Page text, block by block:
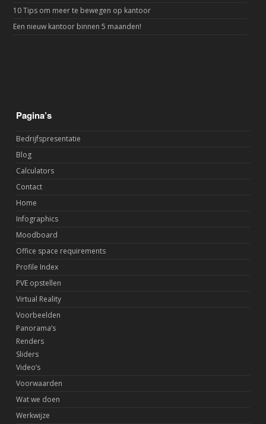
10 Tips om meer te bewegen op kantoor
Een nieuw kantoor binnen 5 maanden!
Pagina’s
Bedrijfspresentatie
Blog
Calculators
Contact
Home
Infographics
Moodboard
Office space requirements
Profile Index
PVE opstellen
Virtual Reality
Voorbeelden
Panorama’s
Renders
Sliders
Video’s
Voorwaarden
Wat we doen
Werkwijze